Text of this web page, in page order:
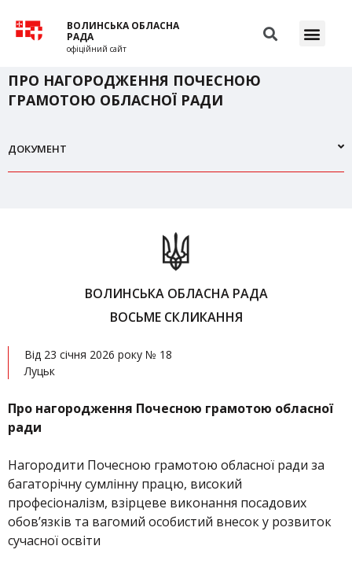
ВОЛИНСЬКА ОБЛАСНА
РАДА
офіційний сайт
ПРО НАГОРОДЖЕННЯ ПОЧЕСНОЮ
ГРАМОТОЮ ОБЛАСНОЇ РАДИ
ДОКУМЕНТ
ВОЛИНСЬКА ОБЛАСНА РАДА
ВОСЬМЕ СКЛИКАННЯ
Від 23 січня 2026 року № 18
Луцьк
Про нагородження Почесною грамотою обласної
ради
Нагородити Почесною грамотою обласної ради за
багаторічну сумлінну працю, високий
професіоналізм, взірцеве виконання посадових
обов’язків та вагомий особистий внесок у розвиток
сучасної освіти